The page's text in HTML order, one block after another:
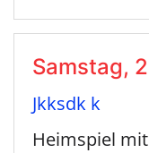
Samstag,
Jkksdk k
Heimspiel